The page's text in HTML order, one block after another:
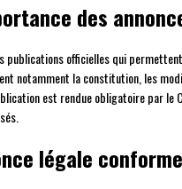
des
publications officielles qui
notamment la constitution, les
est rendue obligatoire par
légale